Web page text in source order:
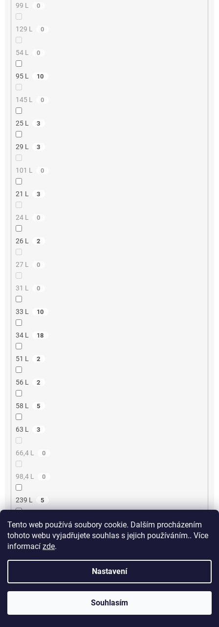
Tento web používá soubory cookie. Dalším procházením
tohoto webu vyjadřujete souhlas s jejich používáním.. Více
informací zde.
Nastavení
Souhlasím
99 L 0
129 L 0
54 L 0
95 L 10
145 L 0
25 L 3
29 L 3
101 L 0
21 L 3
24 L 0
26 L 2
27 L 0
31 L 0
33 L 10
34 L 18
51 L 2
56 L 2
58 L 5
63 L 3
66,4 L 0
98,4 L 0
239 L 5
133 L 3
134 L 0